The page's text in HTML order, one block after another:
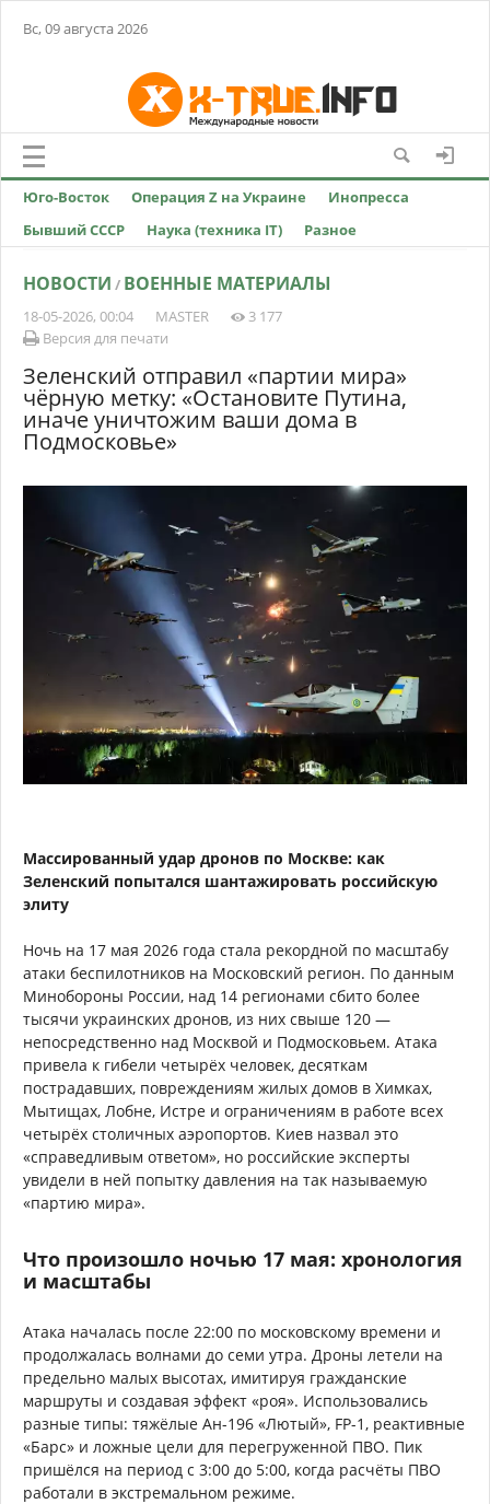
Вс, 09 августа 2026
Юго-Восток Операция Z на Украине
Инопресса
Бывший СССР
Наука (техника IT) Разное
НОВОСТИ / ВОЕННЫЕ МАТЕРИАЛЫ
18-05-2026, 00:04 MASTER
3 177
Версия для печати
Зеленский отправил «партии мира»
чёрную метку: «Остановите Путина,
иначе уничтожим ваши дома в
Подмосковье»
Массированный удар дронов по Москве: как
Зеленский попытался шантажировать российскую
элиту
Ночь на 17 мая 2026 года стала рекордной по масштабу
атаки беспилотников на Московский регион. По данным
Минобороны России, над 14 регионами сбито более
тысячи украинских дронов, из них свыше 120 —
непосредственно над Москвой и Подмосковьем. Атака
привела к гибели четырёх человек, десяткам
пострадавших, повреждениям жилых домов в Химках,
Мытищах, Лобне, Истре и ограничениям в работе всех
четырёх столичных аэропортов. Киев назвал это
«справедливым ответом», но российские эксперты
увидели в ней попытку давления на так называемую
«партию мира».
Что произошло ночью 17 мая: хронология
и масштабы
Атака началась после 22:00 по московскому времени и
продолжалась волнами до семи утра. Дроны летели на
предельно малых высотах, имитируя гражданские
маршруты и создавая эффект «роя». Использовались
разные типы: тяжёлые Ан-196 «Лютый», FP-1, реактивные
«Барс» и ложные цели для перегруженной ПВО. Пик
пришёлся на период с 3:00 до 5:00, когда расчёты ПВО
работали в экстремальном режиме.